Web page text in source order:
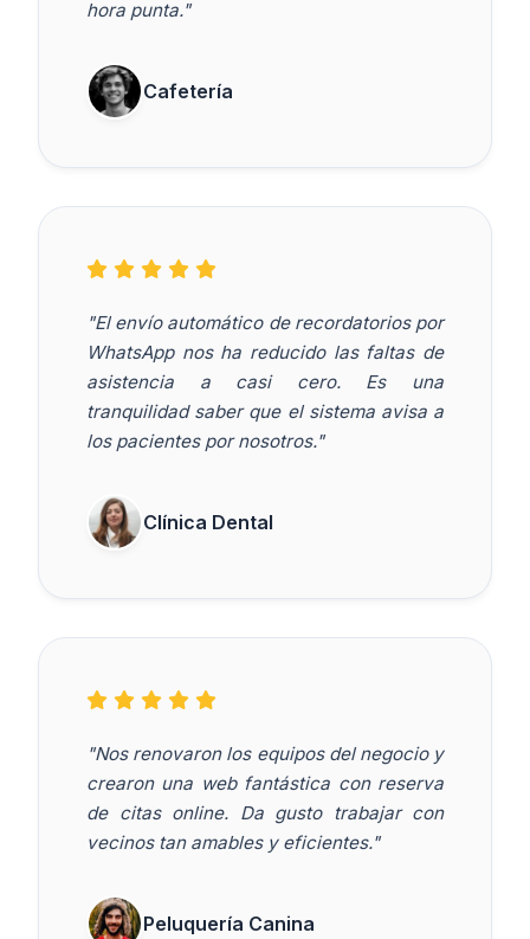
hora punta."
Cafetería
"El envío automático de recordatorios por
WhatsApp nos ha reducido las faltas de
asistencia a casi cero. Es una
tranquilidad saber que el sistema avisa a
los pacientes por nosotros."
Clínica Dental
"Nos renovaron los equipos del negocio y
crearon una web fantástica con reserva
de citas online. Da gusto trabajar con
vecinos tan amables y eficientes."
Peluquería Canina